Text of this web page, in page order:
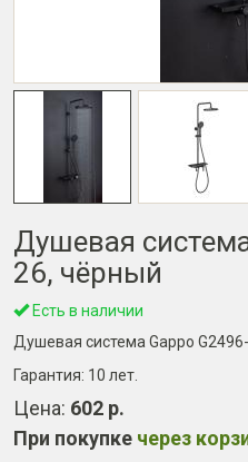
Душевая
26, чёрный
Есть в наличии
Душевая система Gappo
Гарантия: 10 лет
Цена: 602 р.
При покупке через